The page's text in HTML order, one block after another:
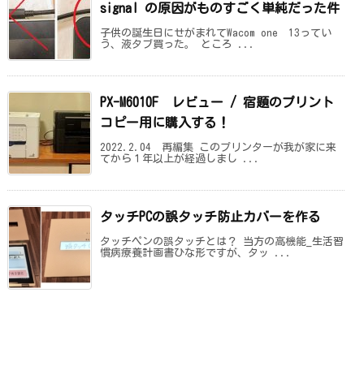
signal の原因がものすごく単純だった件
子供の誕生日にせがまれてWacom one 13ってい
う、液タブ買った。 ところ ...
PX-M6010F レビュー / 宿題のプリント
コピー用に購入する！
2022.2.04 再編集 このプリンターが我が家に来
てから１年以上が経過しまし ...
タッチPCの誤タッチ防止カバーを作る
タッチペンの誤タッチとは？ 当方の高機能_生活習
慣病療養計画書ひな形ですが、タッ ...